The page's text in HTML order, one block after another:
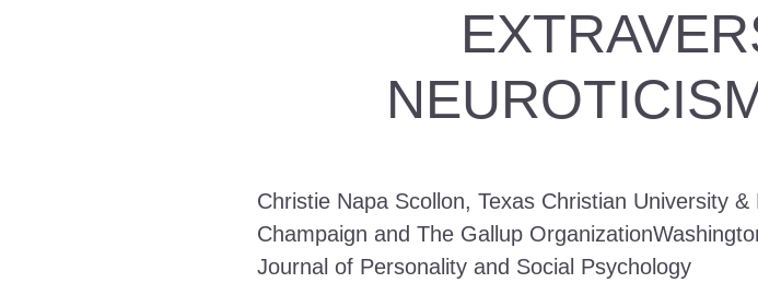
Christie Napa Scollon, Texas Christian University
Champaign and The Gallup
Journal of Personality and Social Psychology